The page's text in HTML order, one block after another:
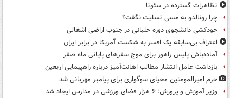
تظاهرات گسترده در سئوتا
چرا رونالدو به مسی تسلیت نگفت؟
خودکشی دانشجوی دوره خلبانی در جنوب اراضی اشغالی
اعتراف بی‌سابقه یک افسر به شکست آمریکا در برابر ایران
آماده‌باش پلیس راهور برای موج سفرهای پایانی ماه صفر
بازداشت عامل انتشار مطالب اهانت‌آمیز درباره راهپیمایی اربعین
حرم امیرالمومنین محیای سوگواری برای پیامبر مهربانی شد
وزیر آموزش و پرورش: ۶ هزار فضای ورزشی در مدارس ایجاد شد